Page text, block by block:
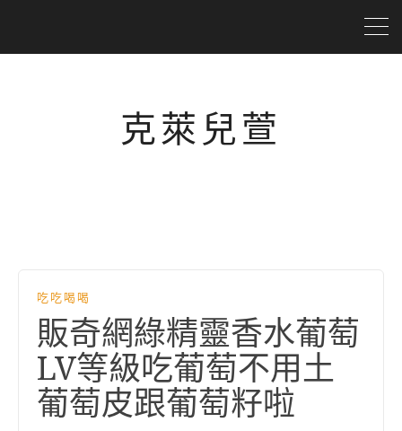
克萊兒萱
吃吃喝喝
販奇網綠精靈香水葡萄
LV等級吃葡萄不用土
葡萄皮跟葡萄籽啦